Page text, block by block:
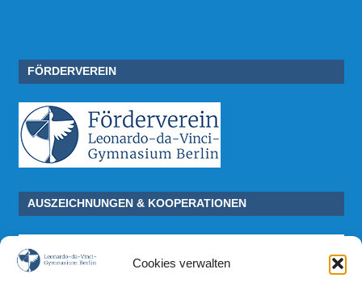
Cookies verwalten
FÖRDERVEREIN
AUSZEICHNUNGEN & KOOPERATIONEN